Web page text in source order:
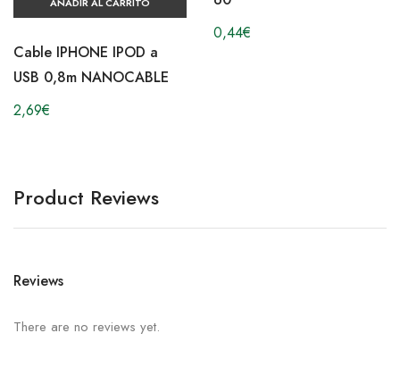
AÑADIR AL CARRITO
Cable IPHONE IPOD a
USB 0,8m NANOCABLE
2,69€
0,44€
Product Reviews
Reviews
There are no reviews yet.